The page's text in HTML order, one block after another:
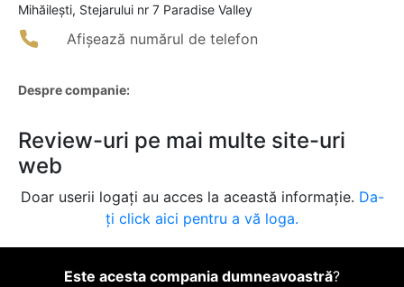
Mihăileşti, Stejarului nr 7 Paradise Valley
Afișează numărul de telefon
Despre companie:
Review-uri pe mai multe site-uri
web
Doar userii logați au acces la această informație. Da-
ți click aici pentru a vă loga.
Este acesta compania dumneavoastră?